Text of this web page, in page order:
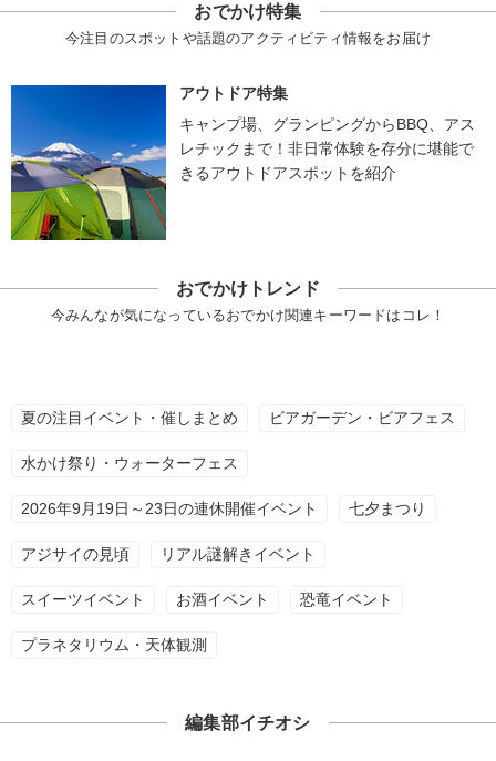
おでかけ特集
今注目のスポットや話題のアクティビティ情報をお届け
アウトドア特集
キャンプ場、グランピングからBBQ、アス
レチックまで！非日常体験を存分に堪能で
きるアウトドアスポットを紹介
おでかけトレンド
今みんなが気になっているおでかけ関連キーワードはコレ！
夏の注目イベント・催しまとめ ビアガーデン・ビアフェス
水かけ祭り・ウォーターフェス
2026年9月19日～23日の連休開催イベント 七夕まつり
アジサイの見頃 リアル謎解きイベント
スイーツイベント お酒イベント 恐竜イベント
プラネタリウム・天体観測
編集部イチオシ